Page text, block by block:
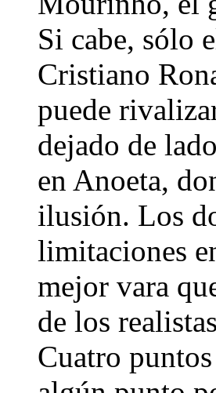
Si cabe, sólo
Cristiano
puede
dejado de
en Anoeta,
ilusión. Los
limitaciones
mejor vara
de los
Cuatro